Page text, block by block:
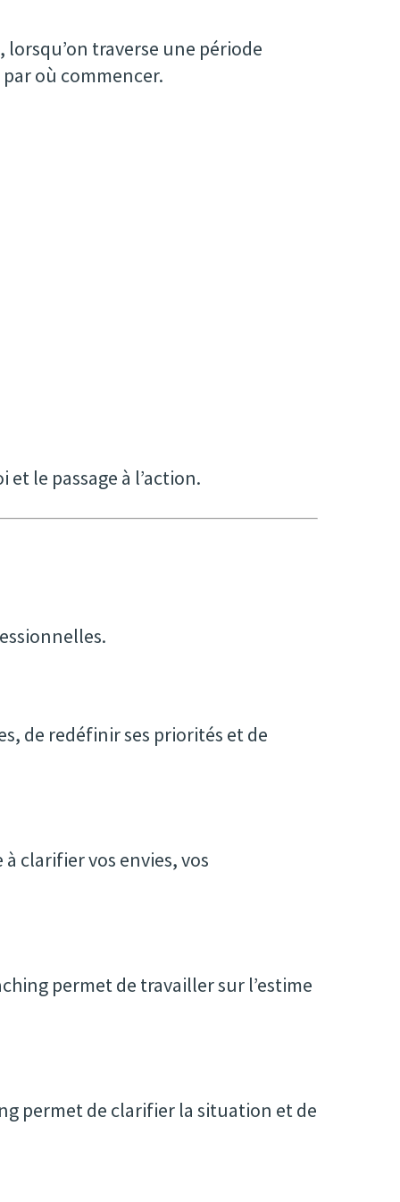
traverse une période
où commencer.
le passage à l’action.
de redéfinir ses priorités et de
clarifier vos envies, vos
permet de travailler sur l’estime
permet de clarifier la situation et de